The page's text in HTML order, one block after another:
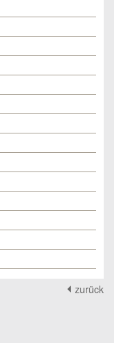
zurück